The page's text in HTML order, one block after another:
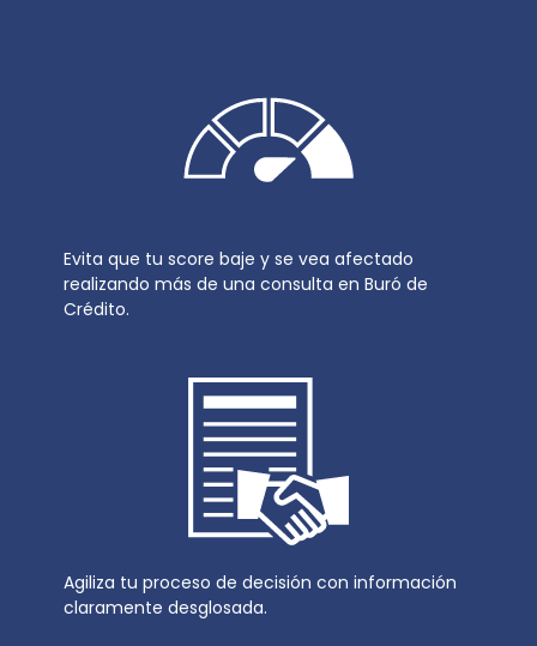
Evita que tu score baje y se vea afectado
realizando más de una consulta en Buró de
Crédito.
Agiliza tu proceso de decisión con información
claramente desglosada.